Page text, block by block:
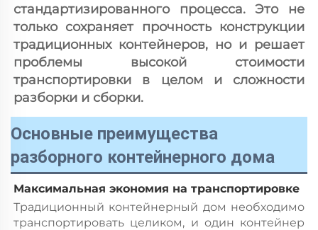
стандартизированного процесса. Это не
только сохраняет прочность конструкции
традиционных контейнеров, но и решает
проблемы высокой стоимости
транспортировки в целом и сложности
разборки и сборки.
Основные преимущества
разборного контейнерного дома
Максимальная экономия на транспортировке
Традиционный контейнерный дом необходимо
транспортировать целиком, и один контейнер